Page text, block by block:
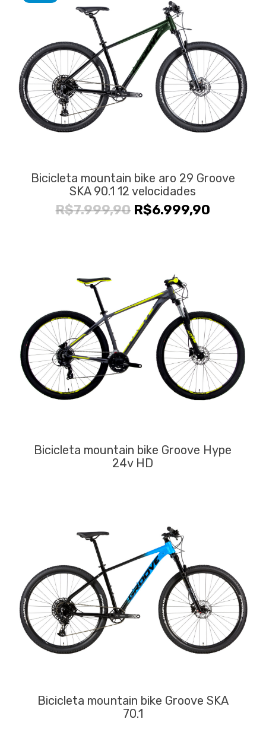
Bicicleta mountain bike aro 29 Groove
SKA 90.1 12 velocidades
R$7.999,90 O
R$7.999,90.
R$6.999,90
Bicicleta mountain bike Groove Hype
24v HD
Bicicleta mountain bike Groove SKA
70.1